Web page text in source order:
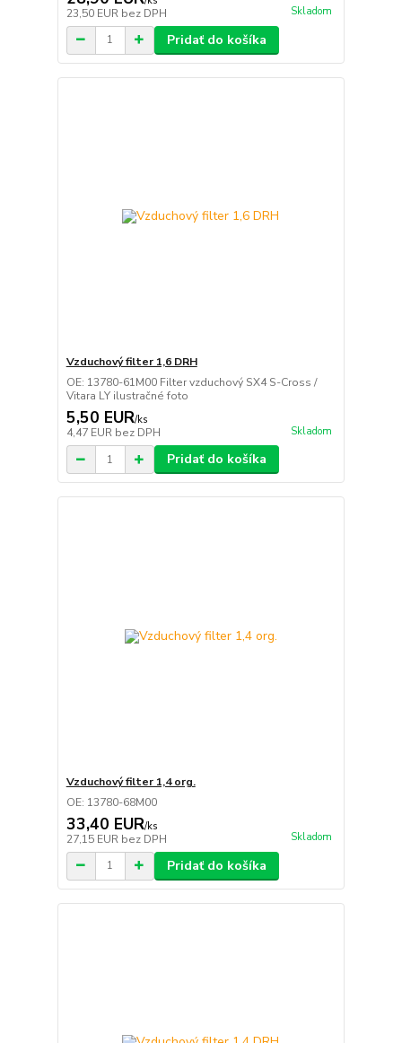
23,50 EUR bez DPH Skladom
Pridať do košíka
Vzduchový filter 1,6 DRH
OE: 13780-61M00 Filter vzduchový SX4 S-Cross /
Vitara LY ilustračné foto
5,50 EUR/ks
4,47 EUR bez DPH Skladom
Pridať do košíka
Vzduchový filter 1,4 org.
OE: 13780-68M00
33,40 EUR/ks
27,15 EUR bez DPH Skladom
Pridať do košíka